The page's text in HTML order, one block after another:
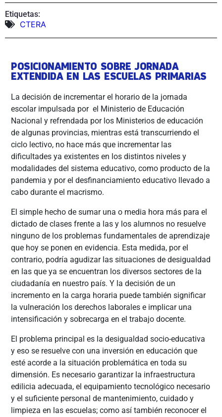
Etiquetas:
CTERA
POSICIONAMIENTO SOBRE JORNADA
EXTENDIDA EN LAS ESCUELAS PRIMARIAS
La decisión de incrementar el horario de la jornada
escolar impulsada por el Ministerio de Educación
Nacional y refrendada por los Ministerios de educación
de algunas provincias, mientras está transcurriendo el
ciclo lectivo, no hace más que incrementar las
dificultades ya existentes en los distintos niveles y
modalidades del sistema educativo, como producto de la
pandemia y por el desfinanciamiento educativo llevado a
cabo durante el macrismo.
El simple hecho de sumar una o media hora más para el
dictado de clases frente a las y los alumnos no resuelve
ninguno de los problemas fundamentales de aprendizaje
que hoy se ponen en evidencia. Esta medida, por el
contrario, podría agudizar las situaciones de desigualdad
en las que ya se encuentran los diversos sectores de la
ciudadanía en nuestro país. Y la decisión de un
incremento en la carga horaria puede también significar
la vulneración los derechos laborales e implicar una
intensificación y sobrecarga en el trabajo docente.
El problema principal es la desigualdad socio-educativa
y eso se resuelve con una inversión en educación que
esté acorde a la situación problemática en toda su
dimensión. Es necesario garantizar la infraestructura
edilicia adecuada, el equipamiento tecnológico necesario
y el suficiente personal de mantenimiento, cuidado y
limpieza en las escuelas; como así también reconocer el